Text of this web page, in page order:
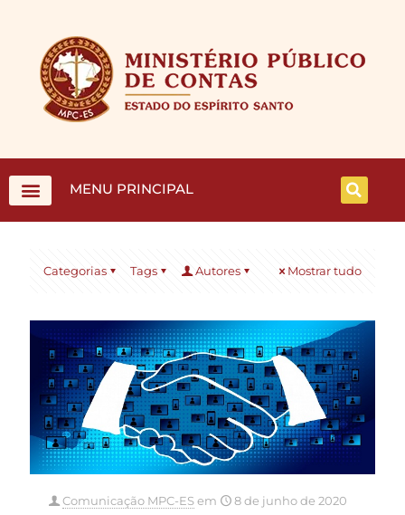
MENU PRINCIPAL
Categorias Tags Autores Mostrar tudo
Comunicação MPC-ESem
8 de junho de 2020